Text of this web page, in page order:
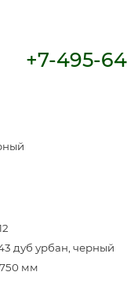
+7-495-
дуб урбан, черный
мм